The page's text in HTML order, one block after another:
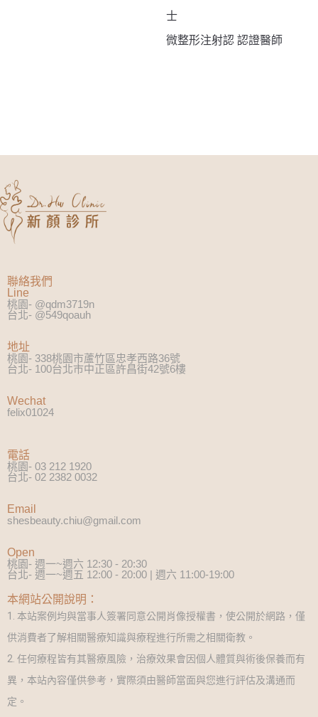
士
微整形注射認 認證醫師
聯絡我們
Line
桃園- @qdm3719n
台北- @549qoauh
地址
桃園- 338桃園市蘆竹區忠孝西路36號
台北- 100台北市中正區許昌街42號6樓
Wechat
felix01024
電話
桃園- 03 212 1920
台北- 02 2382 0032
Email
shesbeauty.chiu@gmail.com
Open
桃園- 週一~週六 12:30 - 20:30
台北- 週一~週五 12:00 - 20:00 | 週六 11:00-19:00
本網站公開說明：
1. 本站案例均與當事人簽署同意公開肖像授權書，使公開於網路，僅
供消費者了解相關醫療知識與療程進行所需之相關衛教。
2. 任何療程皆有其醫療風險，治療效果會因個人體質與術後保養而有
異，本站內容僅供參考，實際須由醫師當面與您進行評估及溝通而
定。